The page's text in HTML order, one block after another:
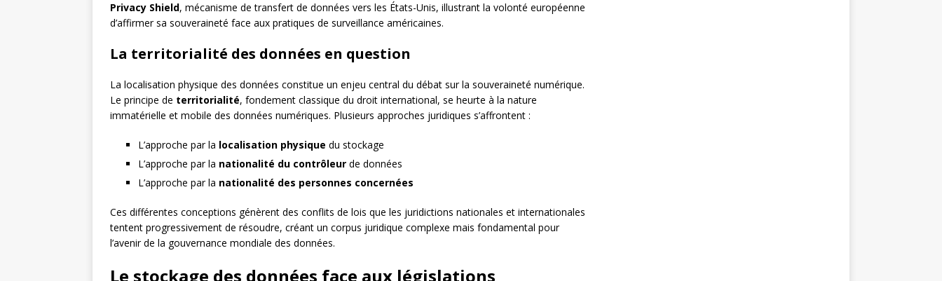
Privacy Shield, mécanisme de transfert de données vers les États-Unis, illustrant la volonté européenne
d’affirmer sa souveraineté face aux pratiques de surveillance américaines.
La territorialité des données en question
La localisation physique des données constitue un enjeu central du débat sur la souveraineté numérique.
Le principe de territorialité, fondement classique du droit international, se heurte à la nature
immatérielle et mobile des données numériques. Plusieurs approches juridiques s’affrontent :
L’approche par la localisation physique du stockage
L’approche par la nationalité du contrôleur de données
L’approche par la nationalité des personnes concernées
Ces différentes conceptions génèrent des conflits de lois que les juridictions nationales et internationales
tentent progressivement de résoudre, créant un corpus juridique complexe mais fondamental pour
l’avenir de la gouvernance mondiale des données.
Le stockage des données face aux législations